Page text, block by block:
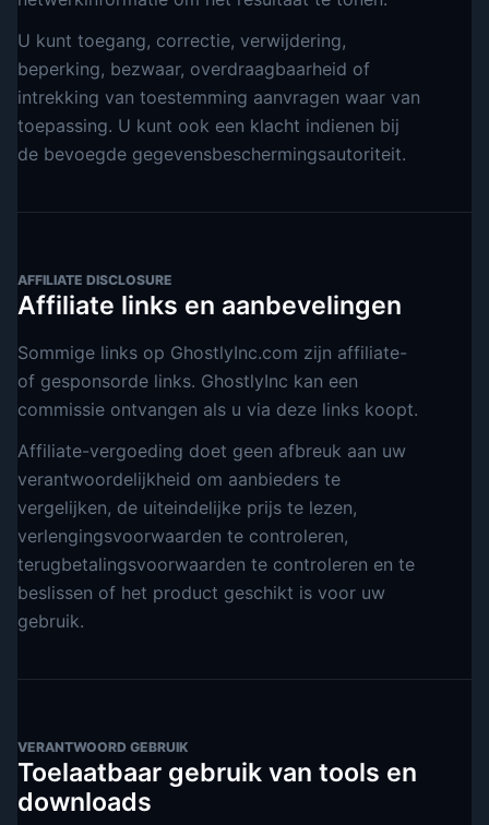
U kunt toegang, correctie, verwijdering,
beperking, bezwaar, overdraagbaarheid of
intrekking van toestemming aanvragen waar van
toepassing. U kunt ook een klacht indienen bij
de bevoegde gegevensbeschermingsautoriteit.
AFFILIATE DISCLOSURE
Affiliate links en aanbevelingen
Sommige links op GhostlyInc.com zijn affiliate-
of gesponsorde links. GhostlyInc kan een
commissie ontvangen als u via deze links koopt.
Affiliate-vergoeding doet geen afbreuk aan uw
verantwoordelijkheid om aanbieders te
vergelijken, de uiteindelijke prijs te lezen,
verlengingsvoorwaarden te controleren,
terugbetalingsvoorwaarden te controleren en te
beslissen of het product geschikt is voor uw
gebruik.
VERANTWOORD GEBRUIK
Toelaatbaar gebruik van tools en
downloads